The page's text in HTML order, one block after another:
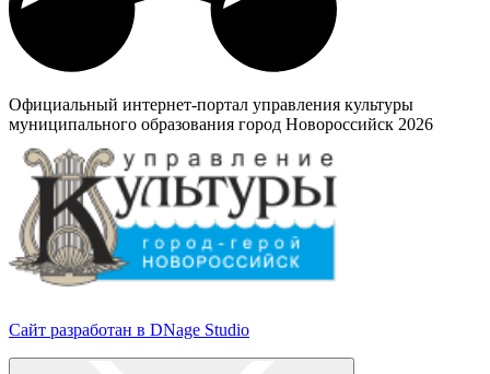
Официальный интернет-портал управления культуры
муниципального образования город Новороссийск 2026
Сайт разработан в DNage Studio